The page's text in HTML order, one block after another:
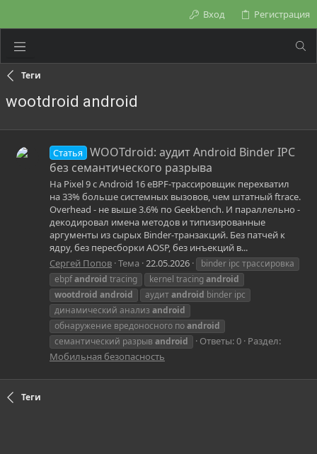
Вход Регистрация
Теги
wootdroid android
Статья
WOOTdroid: аудит Android Binder IPC
без семантического разрыва
На Pixel 9 с Android 16 eBPF-трассировщик перехватил
на 33% больше системных вызовов, чем штатный ftrace.
Overhead - не выше 3.6% по Geekbench. И параллельно -
декодировал имена методов и типизированные
аргументы из сырых Binder-транзакций. Без патчей к
ядру, без пересборки AOSP, без инъекций в...
Сергей Попов Тема 22.05.2026
binder ipc трассировка
ebpfandroid tracing kernel tracingandroid
wootdroid android аудитandroid binder ipc
динамический анализ android
обнаружение вредоносного поandroid
семантический разрыв android Ответы: 0 Раздел:
Мобильная безопасность
Теги